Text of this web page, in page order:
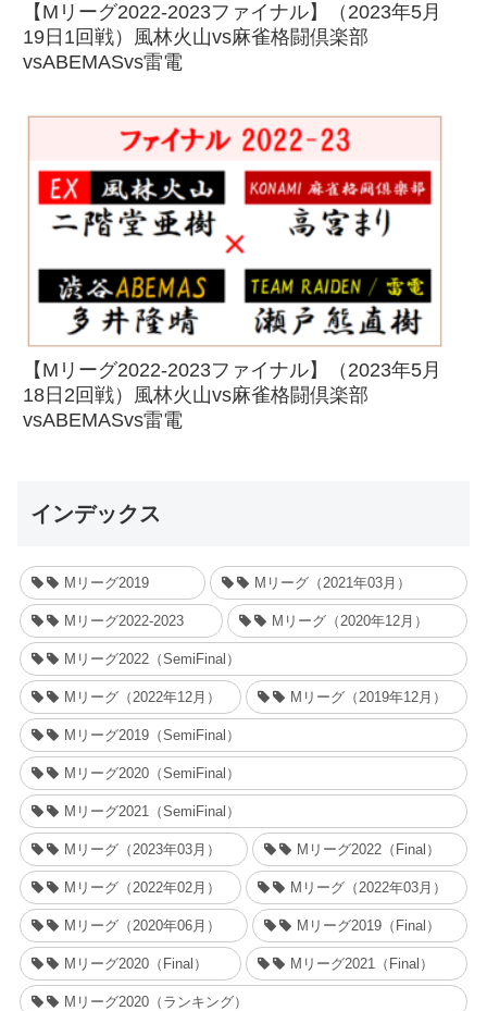
【Mリーグ2022-2023ファイナル】（2023年5月
19日1回戦）風林火山vs麻雀格闘倶楽部
vsABEMASvs雷電
【Mリーグ2022-2023ファイナル】（2023年5月
18日2回戦）風林火山vs麻雀格闘倶楽部
vsABEMASvs雷電
インデックス
Mリーグ2019 Mリーグ（2021年03月）
Mリーグ2022-2023 Mリーグ（2020年12月）
Mリーグ2022（SemiFinal）
Mリーグ（2022年12月） Mリーグ（2019年12月）
Mリーグ2019（SemiFinal）
Mリーグ2020（SemiFinal）
Mリーグ2021（SemiFinal）
Mリーグ（2023年03月） Mリーグ2022（Final）
Mリーグ（2022年02月） Mリーグ（2022年03月）
Mリーグ（2020年06月） Mリーグ2019（Final）
Mリーグ2020（Final） Mリーグ2021（Final）
Mリーグ2020（ランキング）